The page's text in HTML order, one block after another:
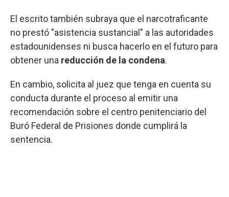
El escrito también subraya que el narcotraficante
no prestó "asistencia sustancial" a las autoridades
estadounidenses ni busca hacerlo en el futuro para
obtener una reducción de la condena.
En cambio, solicita al juez que tenga en cuenta su
conducta durante el proceso al emitir una
recomendación sobre el centro penitenciario del
Buró Federal de Prisiones donde cumplirá la
sentencia.